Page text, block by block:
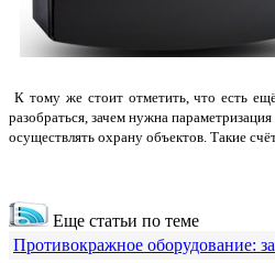
К тому же стоит отметить, что есть
разобраться, зачем нужна
осуществлять охрану объектов. Такие
Еще статьи по теме
Противокражное оборудование: